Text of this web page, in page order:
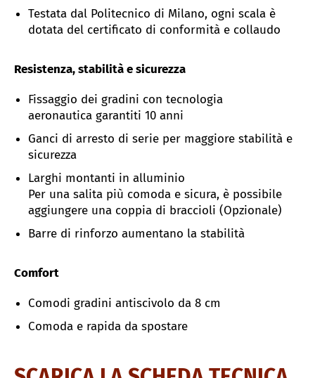
Testata dal Politecnico di Milano, ogni scala è
dotata del certificato di conformità e collaudo
Resistenza, stabilità e sicurezza
Fissaggio dei gradini con tecnologia
aeronautica garantiti 10 anni
Ganci di arresto di serie per maggiore stabilità e
sicurezza
Larghi montanti in alluminio
Per una salita più comoda e sicura, è possibile
aggiungere una coppia di braccioli (Opzionale)
Barre di rinforzo aumentano la stabilità
Comfort
Comodi gradini antiscivolo da 8 cm
Comoda e rapida da spostare